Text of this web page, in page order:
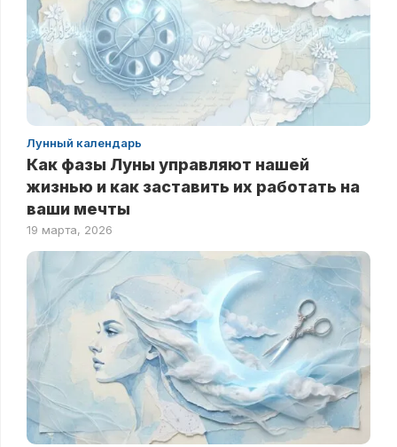
Лунный календарь
Как фазы Луны управляют нашей
жизнью и как заставить их работать на
ваши мечты
19 марта, 2026